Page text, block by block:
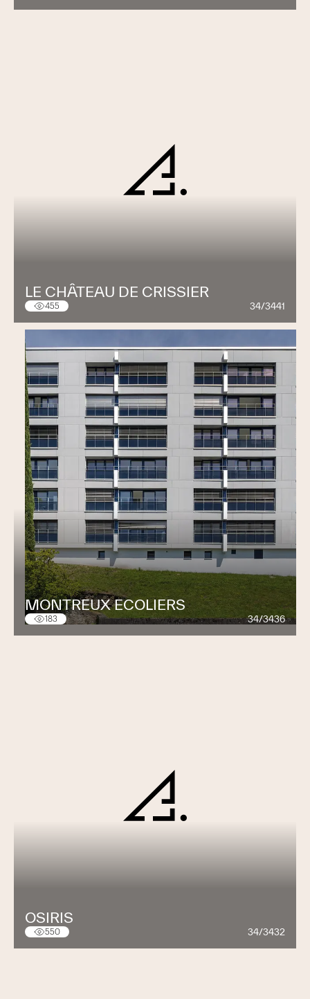
LE CHÂTEAU DE CRISSIER
455 34/3441
MONTREUX ECOLIERS
183 34/3436
OSIRIS
550 34/3432